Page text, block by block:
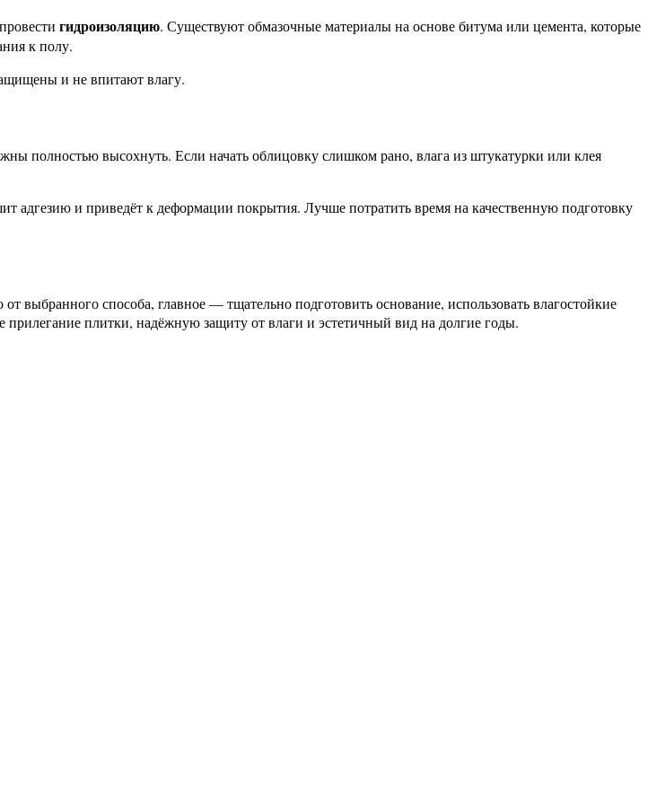
гидроизоляцию. Существуют обмазочные материалы на основе битума или цемента, которые
к полу.
и не впитают влагу.
полностью высохнуть. Если начать облицовку слишком рано, влага из штукатурки или клея
адгезию и приведёт к деформации покрытия. Лучше потратить время на качественную подготовку
выбранного способа, главное — тщательно подготовить основание, использовать влагостойкие
плитки, надёжную защиту от влаги и эстетичный вид на долгие годы.